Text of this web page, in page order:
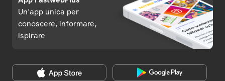
Un'app unica per
conoscere, informare,
ispirare